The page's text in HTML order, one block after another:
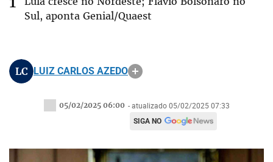
Sul, aponta Genial/Quaest
LC LUIZ CARLOS AZEDO
05/02/2025 06:00 - atualizado 05/02/2025 07:33
SIGA NO